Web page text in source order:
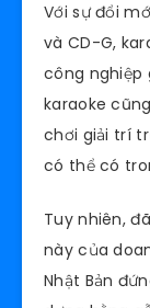
Với sự đổi
và CD-G,
công nghiệp
karaoke
chơi giải trí
có thể có
Tuy nhiên,
này của
Nhật Bản